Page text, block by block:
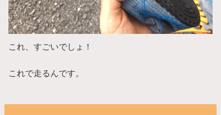
これ、すごいでしょ！
これで走るんです。